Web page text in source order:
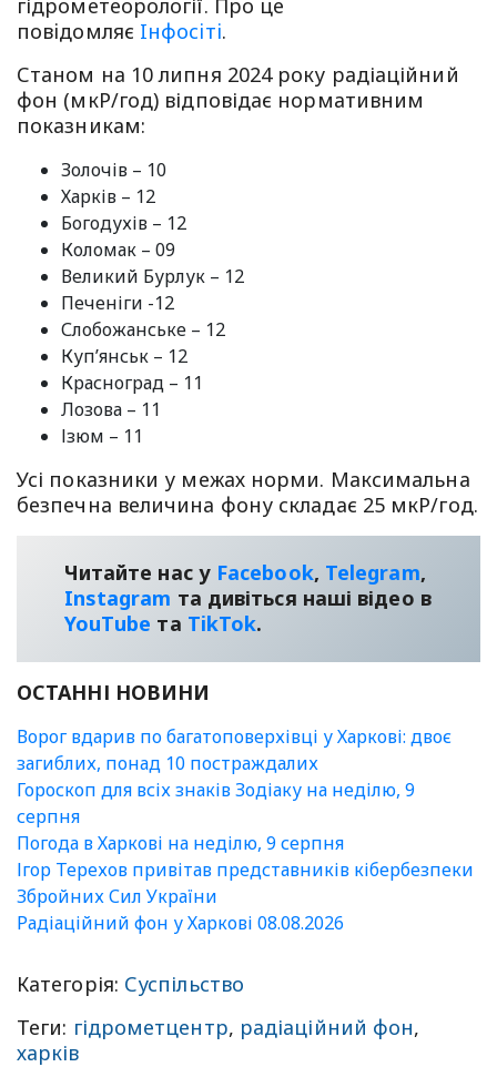
гідрометеорології. Про це
повiдомляє Iнфосiтi.
Станом на 10 липня 2024 року радіаційний
фон (мкР/год) відповідає нормативним
показникам:
Золочів – 10
Харків – 12
Богодухів – 12
Коломак – 09
Великий Бурлук – 12
Печеніги -12
Слобожанське – 12
Куп’янськ – 12
Красноград – 11
Лозова – 11
Ізюм – 11
Усі показники у межах норми. Максимальна
безпечна величина фону складає 25 мкР/год.
Читайте нас у Facebook, Telegram,
Instagram та дивіться наші відео в
YouТube та TikTok.
ОСТАННІ НОВИНИ
Ворог вдарив по багатоповерхівці у Харкові: двоє
загиблих, понад 10 постраждалих
Гороскоп для всіх знаків Зодіаку на неділю, 9
серпня
Погода в Харкові на неділю, 9 серпня
Ігор Терехов привітав представників кібербезпеки
Збройних Сил України
Радіаційний фон у Харкові 08.08.2026
Категорія: Суспільство
Теги: гідрометцентр, радіаційний фон,
харків